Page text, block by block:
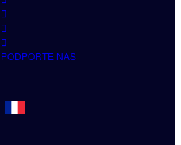
PODPOŘTE NÁS